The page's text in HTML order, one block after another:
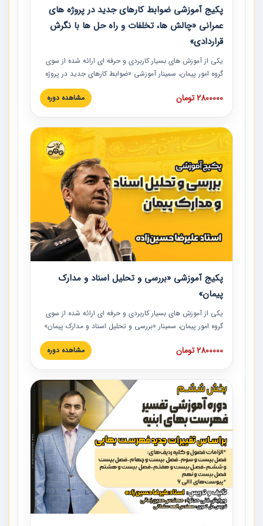
پکیج آموزشی ضوابط کارهای جدید در پروژه های
عمرانی «چالش ها، تخلفات و راه حل ها با نگرش
قراردادی»
یکی از آموزش‏‏‏‏‏‏ های بسیار کاربردی و حرفه‏ ای ارائه شده از سوی
گروه امور پیمان، سمینار آموزشی «ضوابط کارهای جدید در پروژه
های عمرانی» چالش ها، تخلفات و راه حل ها با نگرش قراردادی
است که در محل سندیکای شرکت های ساختمانی کشور ارائه شد.
مدارک پیمان به همراه تجربیات عملی ارائه شده است.
2800000 تومان مشاهده دوره
پکیج آموزشی «بررسی و تحلیل اسناد و مدارک
پیمان»
یکی از آموزش‏‏‏‏‏‏ های بسیار کاربردی و حرفه‏ ای ارائه شده از سوی
گروه امور پیمان، سمینار «بررسی و تحلیل اسناد و مدارک پیمان»
است که در دانشگاه صنعتی شریف ارائه شد. در این آموزش
نکات کلیدی مربوط به اسناد و مدارک پیمان، اولویت بندی اسناد
پیمان به همراه تجربیات عملی در این خصوص ارائه شده است.
2800000 تومان مشاهده دوره